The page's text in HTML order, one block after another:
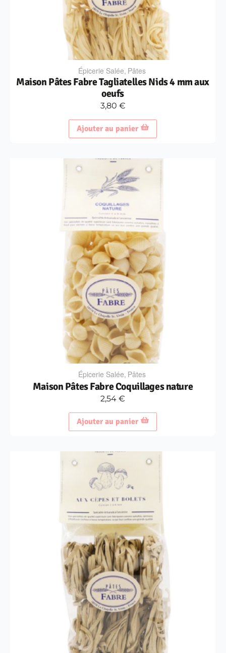
Épicerie Salée, Pâtes
Maison Pâtes Fabre Tagliatelles Nids 4 mm aux
oeufs
3,80 €
Ajouter au panier
Épicerie Salée, Pâtes
Maison Pâtes Fabre Coquillages nature
2,54 €
Ajouter au panier